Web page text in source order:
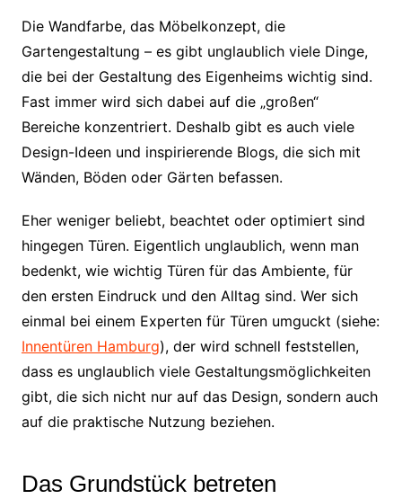
Die Wandfarbe, das Möbelkonzept, die
Gartengestaltung – es gibt unglaublich viele Dinge,
die bei der Gestaltung des Eigenheims wichtig sind.
Fast immer wird sich dabei auf die „großen“
Bereiche konzentriert. Deshalb gibt es auch viele
Design-Ideen und inspirierende Blogs, die sich mit
Wänden, Böden oder Gärten befassen.
Eher weniger beliebt, beachtet oder optimiert sind
hingegen Türen. Eigentlich unglaublich, wenn man
bedenkt, wie wichtig Türen für das Ambiente, für
den ersten Eindruck und den Alltag sind. Wer sich
einmal bei einem Experten für Türen umguckt (siehe:
Innentüren Hamburg), der wird schnell feststellen,
dass es unglaublich viele Gestaltungsmöglichkeiten
gibt, die sich nicht nur auf das Design, sondern auch
auf die praktische Nutzung beziehen.
Das Grundstück betreten